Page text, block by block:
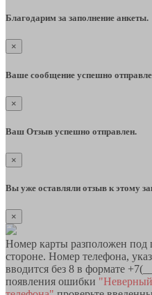
Благодарим за заполнение анкеты.
×
Ваше сообщение успешно
×
Ваш Отзыв успешно отправлен.
×
Вы уже оставляли отзыв к этому
×
Номер карты разположен под
стороне. Номер телефона,
вводится без 8 в формате
появления ошибки